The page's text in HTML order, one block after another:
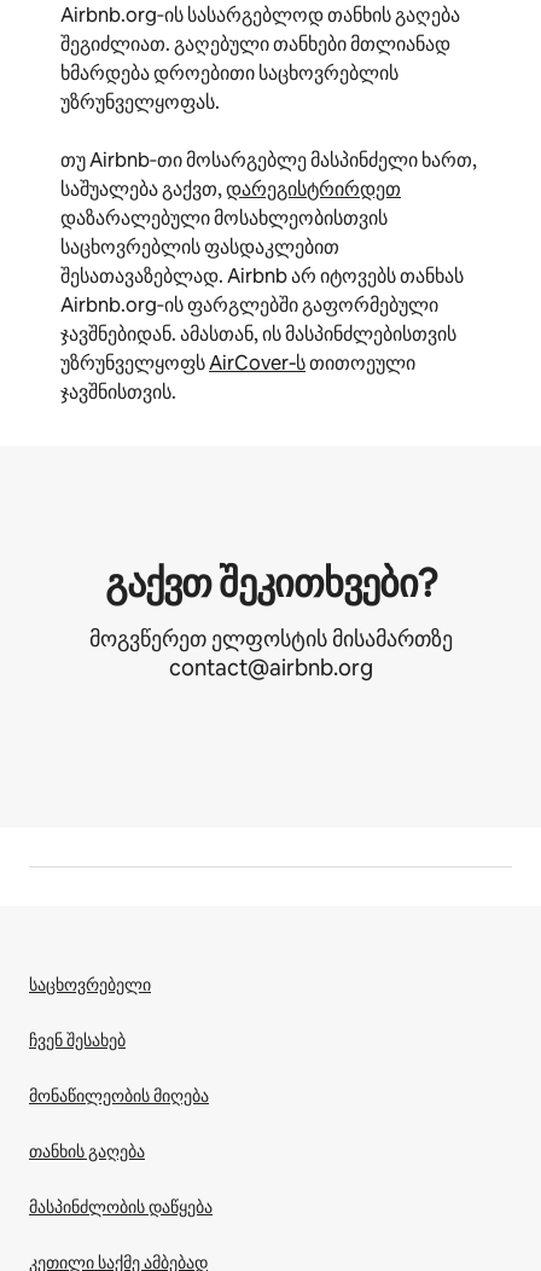
Airbnb.org‑ის სასარგებლოდ თანხის გაღება
შეგიძლიათ. გაღებული თანხები მთლიანად
ხმარდება დროებითი საცხოვრებლის
უზრუნველყოფას.
თუ Airbnb‑თი მოსარგებლე მასპინძელი ხართ,
საშუალება გაქვთ,დარეგისტრირდეთ
დაზარალებული მოსახლეობისთვის
საცხოვრებლის ფასდაკლებით
შესათავაზებლად. Airbnb არ იტოვებს თანხას
Airbnb.org‑ის ფარგლებში გაფორმებული
ჯავშნებიდან. ამასთან, ის მასპინძლებისთვის
უზრუნველყოფსAirCover‑სთითოეული
ჯავშნისთვის.
გაქვთ შეკითხვები?
მოგვწერეთ ელფოსტის მისამართზე
contact@airbnb.org
საცხოვრებელი
ჩვენ შესახებ
მონაწილეობის მიღება
თანხის გაღება
მასპინძლობის დაწყება
კეთილი საქმე ამბებად